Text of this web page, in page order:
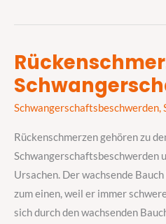
Schwangerschaftsbeschwerden,
Rückenschmerzen gehören zu
Schwangerschaftsbeschwerden
Ursachen. Der wachsende
zum einen, weil er immer
sich durch den wachsenden
Rückenschmerzen
in
Schwangerschaft